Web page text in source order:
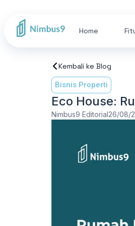
Home
Kembali ke Blog
Bisnis Properti
Eco House:
Nimbus9 Editorial26/08/